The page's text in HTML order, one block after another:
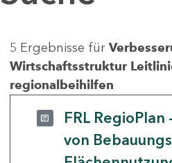
5 Ergebnisse für
Wirtschaftsstruktur
regionalbeihilfen
FRL
von